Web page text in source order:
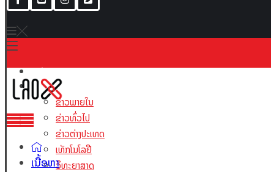
ເນື້ອຫາ
ຂ່າວພາຍໃນ
ຂ່າວທົ່ວໄປ
ຂ່າວຕ່າງປະເທດ
ເທັກໂນໂລຢີ
ວິທະຍາສາດ
ເນື້ອຫາ